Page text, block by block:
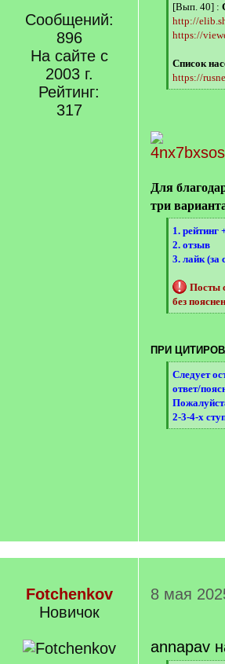
Сообщений:
896
На сайте с
2003 г.
Рейтинг:
317
[Вып. 40] :
http://
https://
Список
https://
[
Для
три
[
q
]
1. рейтинг
2. отзыв
3. лайк (за
Посты
без
[
q
]
ПРИ
[
q
]
Следует
ответ/
2-3-4-х
[
Fotchenkov
Новичок
8 мая
annapav